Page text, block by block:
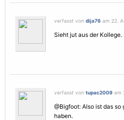
verfasst von dija76 am 22.
Sieht jut aus der Kollege.
verfasst von tupac2009 am
@Bigfoot: Also ist das
haben.